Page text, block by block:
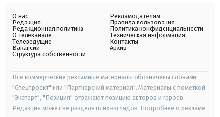
О нас
Редакция
Редакционная политика
О телеканале
Телеведущие
Вакансии
Структура собственности
Рекламодателям
Правила пользования
Политика конфиденциальности
Техническая информация
Контакты
Архив
Все коммерческие рекламные материалы обозначены словами
"Спецпроект" или "Партнерский материал". Материалы с пометкой
"Эксперт", "Позиция" отражают позицию авторов и героев.
Редакция может не разделять их взглядов. Подробнее о рекламе